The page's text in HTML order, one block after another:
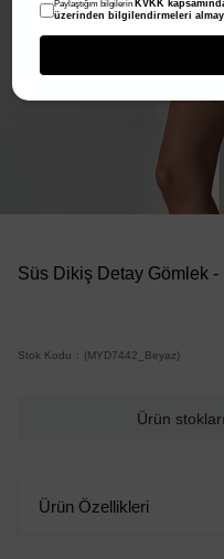
Süs Dikiş Detay Gömlek -
Stok Kodu (MYD7442_Beyaz)
Ürün
Ürün Özellikleri
Paylaştığım bilgilerin KVKK
üzerinden bilgilendirmeleri